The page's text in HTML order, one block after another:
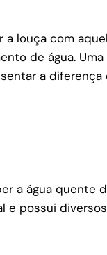
louça com
de água.
a diferença
a água quente
e possui